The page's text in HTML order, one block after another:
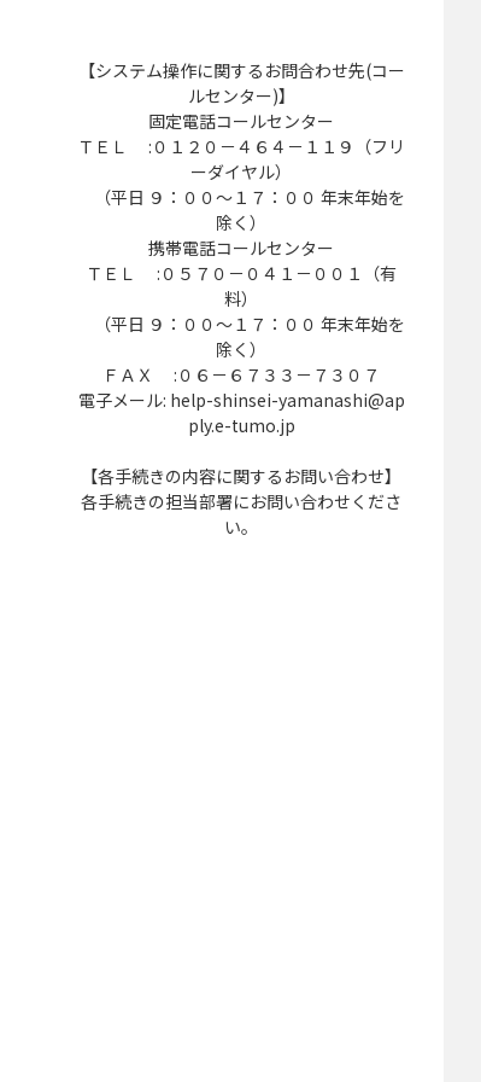
【システム操作に関するお問合わせ先(コー
ルセンター)】
固定電話コールセンター
ＴＥＬ :０１２０－４６４－１１９（フリ
ーダイヤル）
（平日 ９：００～１７：００ 年末年始を
除く）
携帯電話コールセンター
ＴＥＬ :０５７０－０４１－００１（有
料）
（平日 ９：００～１７：００ 年末年始を
除く）
ＦＡＸ :０６－６７３３－７３０７
電子メール: help-shinsei-yamanashi@ap
ply.e-tumo.jp
【各手続きの内容に関するお問い合わせ】
各手続きの担当部署にお問い合わせくださ
い。